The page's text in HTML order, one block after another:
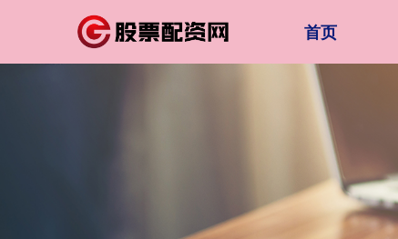
首页